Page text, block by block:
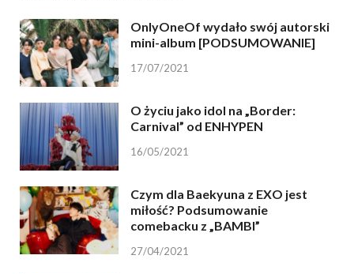
OnlyOneOf wydało swój autorski
mini-album [PODSUMOWANIE]
17/07/2021
O życiu jako idol na „Border:
Carnival” od ENHYPEN
16/05/2021
Czym dla Baekyuna z EXO jest
miłość? Podsumowanie
comebacku z „BAMBI”
27/04/2021